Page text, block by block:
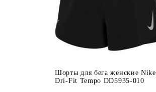
Шорты для бега женские Nike
Dri-Fit Tempo DD5935-010